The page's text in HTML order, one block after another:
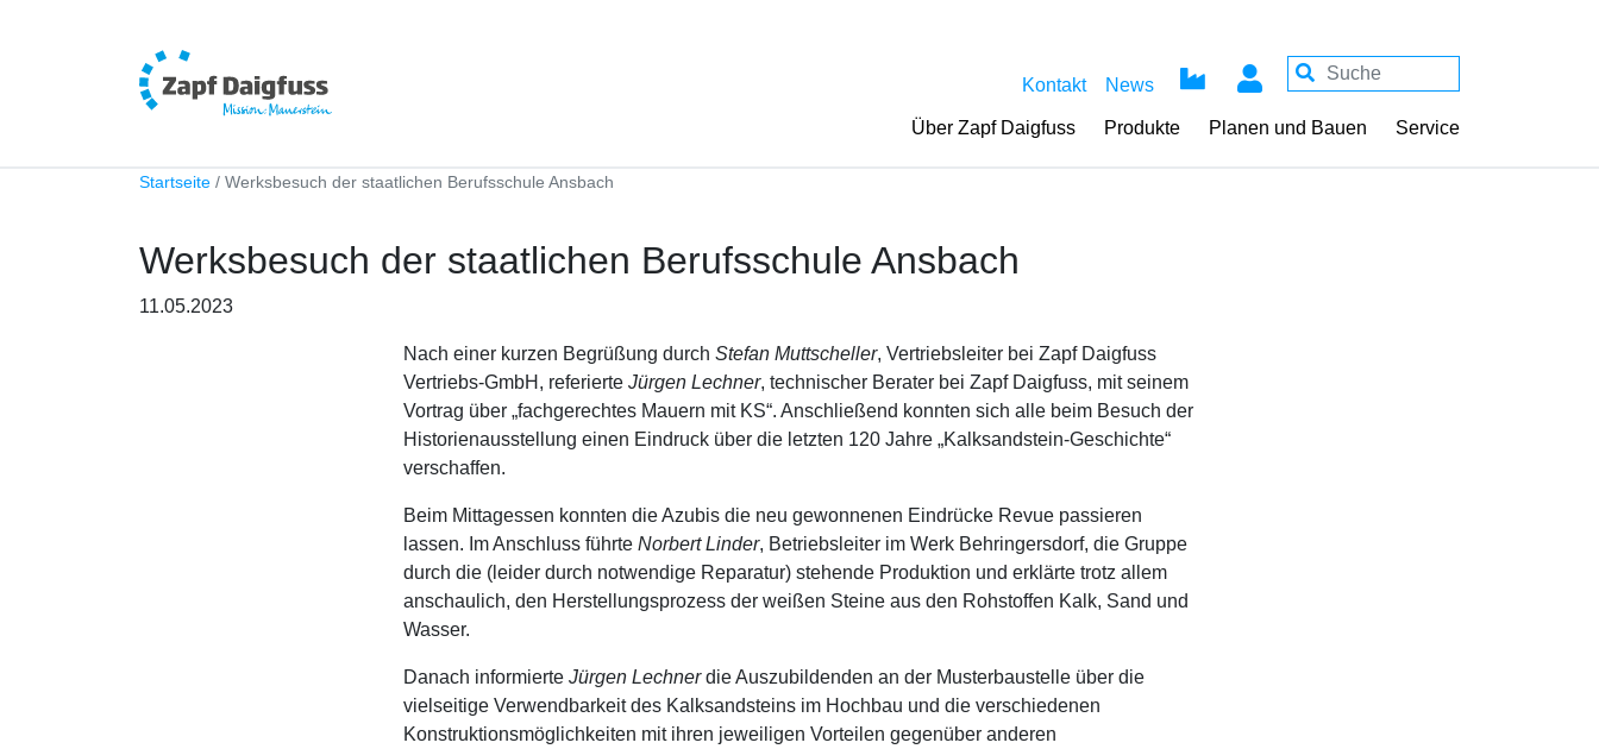
Kontakt News
Über Zapf Daigfuss Produkte Planen und Bauen Service
Startseite Werksbesuch der staatlichen Berufsschule Ansbach
Werksbesuch der staatlichen Berufsschule Ansbach
11.05.2023
Nach einer kurzen Begrüßung durch Stefan Muttscheller, Vertriebsleiter bei Zapf Daigfuss
Vertriebs-GmbH, referierte Jürgen Lechner, technischer Berater bei Zapf Daigfuss, mit seinem
Vortrag über „fachgerechtes Mauern mit KS“. Anschließend konnten sich alle beim Besuch der
Historienausstellung einen Eindruck über die letzten 120 Jahre „Kalksandstein-Geschichte“
verschaffen.
Beim Mittagessen konnten die Azubis die neu gewonnenen Eindrücke Revue passieren
lassen. Im Anschluss führte Norbert Linder, Betriebsleiter im Werk Behringersdorf, die Gruppe
durch die (leider durch notwendige Reparatur) stehende Produktion und erklärte trotz allem
anschaulich, den Herstellungsprozess der weißen Steine aus den Rohstoffen Kalk, Sand und
Wasser.
Danach informierte Jürgen Lechnerdie Auszubildenden an der Musterbaustelle über die
vielseitige Verwendbarkeit des Kalksandsteins im Hochbau und die verschiedenen
Konstruktionsmöglichkeiten mit ihren jeweiligen Vorteilen gegenüber anderen